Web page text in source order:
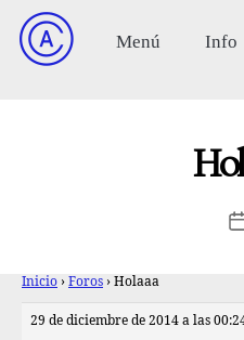
Inicio › Foros › Holaaa
29 de diciembre de 2014 a las